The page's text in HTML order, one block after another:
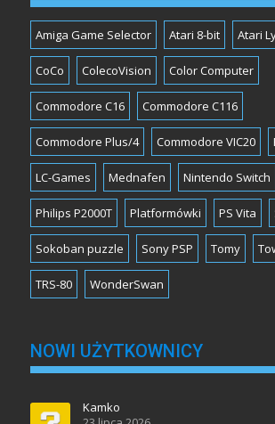
Amiga Game Selector Atari 8-bit Atari
CoCo ColecoVision Color Computer
Commodore C16 Commodore C116
Commodore Plus/4 Commodore VIC20
LC-Games Mednafen Nintendo Switch
Philips P2000T Platformówki PS Vita
Sokoban puzzle Sony PSP Tomy
TRS-80 WonderSwan
NOWI UŻYTKOWNICY
Kamko